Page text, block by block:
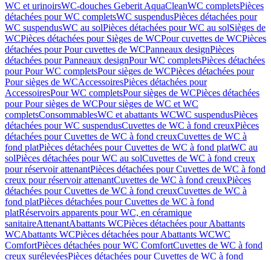
WC et urinoirsWC-douches Geberit AquaCleanWC completsPièces
détachées pour WC completsWC suspendusPièces détachées pour
WC suspendusWC au solPièces détachées pour WC au solSièges de
WCPièces détachées pour Sièges de WCPour cuvettes de WCPièces
détachées pour Pour cuvettes de WCPanneaux designPièces
détachées pour Panneaux designPour WC completsPièces détachées
pour Pour WC completsPour sièges de WCPièces détachées pour
Pour sièges de WCAccessoiresPièces détachées pour
AccessoiresPour WC completsPour sièges de WCPièces détachées
pour Pour sièges de WCPour sièges de WC et WC
completsConsommablesWC et abattants WCWC suspendusPièces
détachées pour WC suspendusCuvettes de WC à fond creuxPièces
détachées pour Cuvettes de WC à fond creuxCuvettes de WC à
fond platPièces détachées pour Cuvettes de WC à fond platWC au
solPièces détachées pour WC au solCuvettes de WC à fond creux
pour réservoir attenantPièces détachées pour Cuvettes de WC à fond
creux pour réservoir attenantCuvettes de WC à fond creuxPièces
détachées pour Cuvettes de WC à fond creuxCuvettes de WC à
fond platPièces détachées pour Cuvettes de WC à fond
platRéservoirs apparents pour WC, en céramique
sanitaireAttenantAbattants WCPièces détachées pour Abattants
WCAbattants WCPièces détachées pour Abattants WCWC
ComfortPièces détachées pour WC ComfortCuvettes de WC à fond
creux surélevéesPièces détachées pour Cuvettes de WC à fond